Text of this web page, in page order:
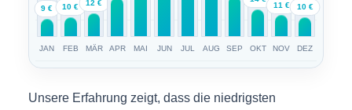
9 €
JAN
10 €
FEB
12 €
MÄR APR MAI JUN JUL AUG SEP OKT
11 €
NOV
10 €
DEZ
Unsere Erfahrung zeigt, dass die niedrigsten